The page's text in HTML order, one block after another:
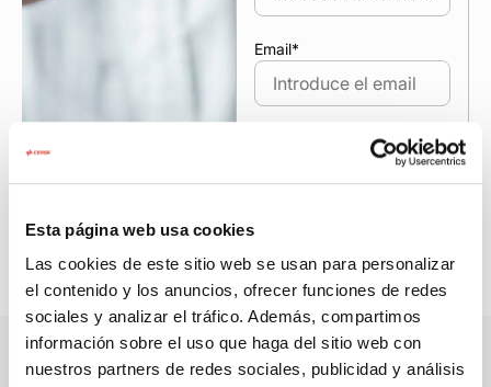
Esta página web usa cookies
Las cookies de este sitio web se usan para personalizar
el contenido y los anuncios, ofrecer funciones de redes
sociales y analizar el tráfico. Además, compartimos
información sobre el uso que haga del sitio web con
nuestros partners de redes sociales, publicidad y análisis
Email*
Política de
privacidad